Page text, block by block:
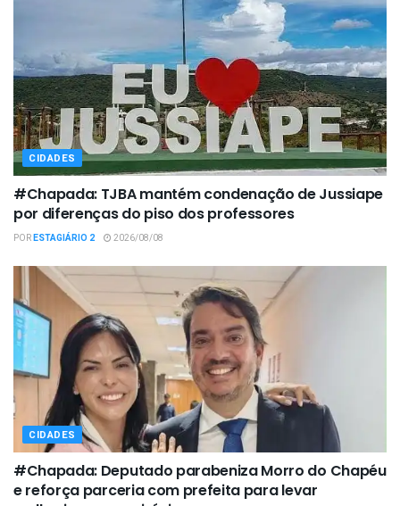
CIDADES
#Chapada: TJBA mantém condenação de Jussiape
por diferenças do piso dos professores
PORESTAGIÁRIO 2 2026/08/08
CIDADES
#Chapada: Deputado parabeniza Morro do Chapéu
e reforça parceria com prefeita para levar